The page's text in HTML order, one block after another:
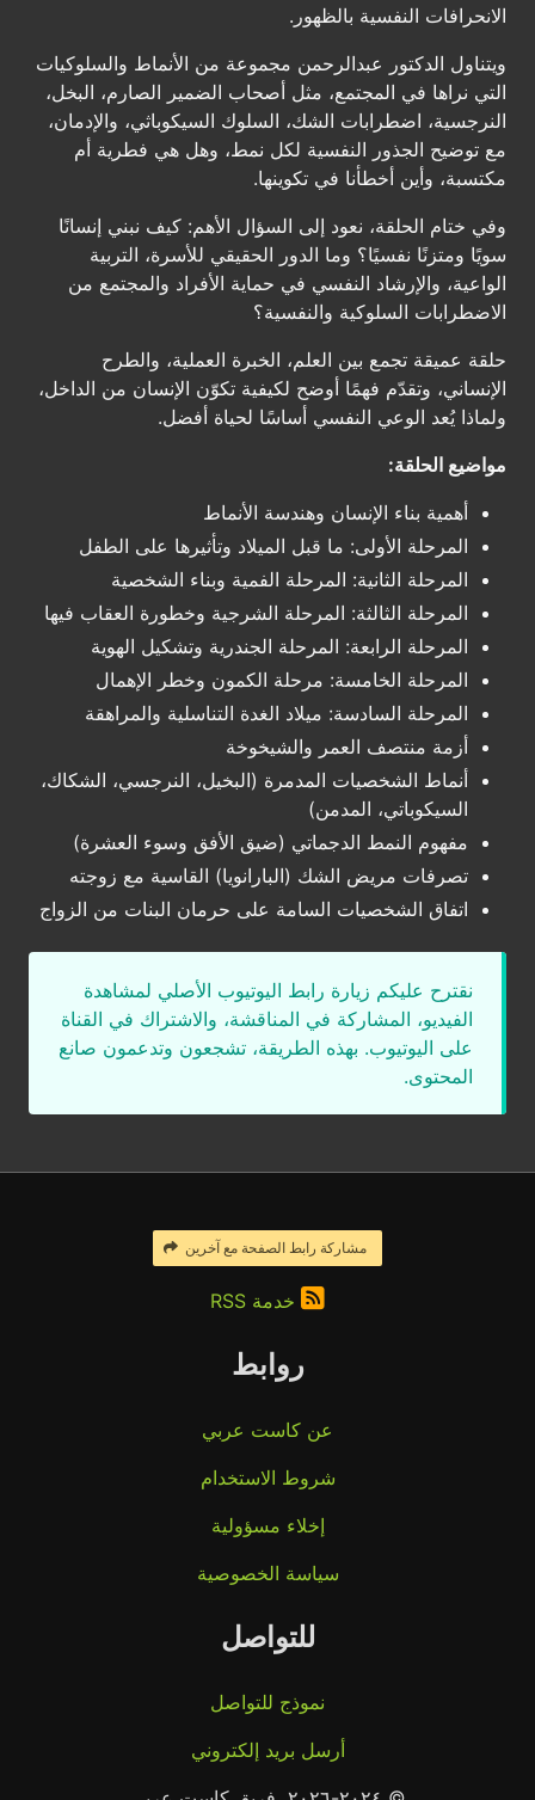
الانحرافات النفسية بالظهور.
ويتناول الدكتور عبدالرحمن مجموعة من الأنماط والسلوكيات
التي نراها في المجتمع، مثل أصحاب الضمير الصارم، البخل،
النرجسية، اضطرابات الشك، السلوك السيكوباثي، والإدمان،
مع توضيح الجذور النفسية لكل نمط، وهل هي فطرية أم
مكتسبة، وأين أخطأنا في تكوينها.
وفي ختام الحلقة، نعود إلى السؤال الأهم: كيف نبني إنسانًا
سويًا ومتزنًا نفسيًا؟ وما الدور الحقيقي للأسرة، التربية
الواعية، والإرشاد النفسي في حماية الأفراد والمجتمع من
الاضطرابات السلوكية والنفسية؟
حلقة عميقة تجمع بين العلم، الخبرة العملية، والطرح
الإنساني، وتقدّم فهمًا أوضح لكيفية تكوّن الإنسان من الداخل،
ولماذا يُعد الوعي النفسي أساسًا لحياة أفضل.
مواضيع الحلقة:
أهمية بناء الإنسان وهندسة الأنماط
المرحلة الأولى: ما قبل الميلاد وتأثيرها على الطفل
المرحلة الثانية: المرحلة الفمية وبناء الشخصية
المرحلة الثالثة: المرحلة الشرجية وخطورة العقاب فيها
المرحلة الرابعة: المرحلة الجندرية وتشكيل الهوية
المرحلة الخامسة: مرحلة الكمون وخطر الإهمال
المرحلة السادسة: ميلاد الغدة التناسلية والمراهقة
أزمة منتصف العمر والشيخوخة
أنماط الشخصيات المدمرة (البخيل، النرجسي، الشكاك،
السيكوباتي، المدمن)
مفهوم النمط الدجماتي (ضيق الأفق وسوء العشرة)
تصرفات مريض الشك (البارانويا) القاسية مع زوجته
اتفاق الشخصيات السامة على حرمان البنات من الزواج
نقترح عليكم زيارة رابط اليوتيوب الأصلي لمشاهدة
الفيديو، المشاركة في المناقشة، والاشتراك في القناة
على اليوتيوب. بهذه الطريقة، تشجعون وتدعمون صانع
المحتوى.
مشاركة رابط الصفحة مع آخرين
خدمة RSS
روابط
عن كاست عربي
شروط الاستخدام
إخلاء مسؤولية
سياسة الخصوصية
للتواصل
نموذج للتواصل
أرسل بريد إلكتروني